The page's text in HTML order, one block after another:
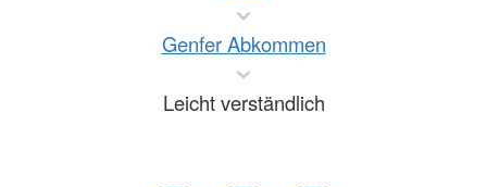
Genfer Abkommen
Leicht verständlich